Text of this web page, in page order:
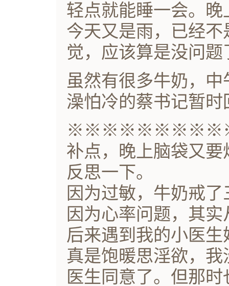
轻点就能睡一会。
今天又是雨，已经
觉，应该算是没问题
虽然有很多牛奶，
澡怕冷的蔡书记暂
补点，晚上脑袋又要
反思一下。
因为过敏，牛奶戒
因为心率问题，其
后来遇到我的小医
真是饱暖思淫欲，
医生同意了。但那